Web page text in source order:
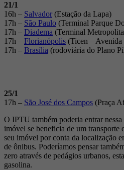
21/1
16h – Salvador (Estação da Lapa)
17h – São Paulo (Terminal Parque
17h – Diadema (Terminal
17h – Florianópolis (Ticen – Avenida
17h – Brasília (rodoviária do Plano
25/1
17h – São José dos Campos (Praça
O IPTU também poderia entrar
imóvel se beneficia de um transporte
seu imóvel por conta da localização
de ônibus. Poderíamos pensar
zero através de pedágios urbanos,
gasolina.